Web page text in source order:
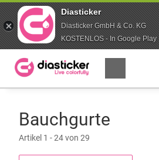
Diasticker
Diasticker GmbH & Co. KG
KOSTENLOS - In Google Play
Bauchgurte
Artikel 1 - 24 von 29